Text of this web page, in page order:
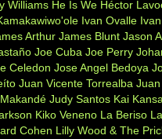
Williams He Is We Héctor
Ivan Ovalle
Arthur James Blunt Jason
Joe Cuba Joe Perry
Celedon Jose Angel Bedoya
Juan Vicente Torrealba
Judy Santos Kai
Kiko Veneno La Beriso
Cohen Lilly Wood & The